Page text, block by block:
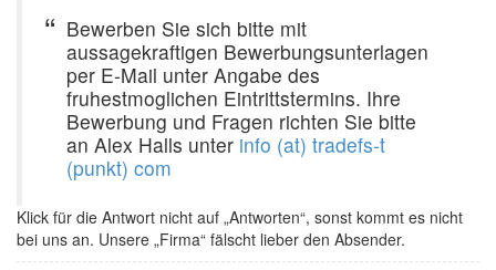
Bewerben Sie sich bitte mit
aussagekraftigen Bewerbungsunterlagen
per E-Mail unter Angabe des
fruhestmoglichen Eintrittstermins. Ihre
Bewerbung und Fragen richten Sie bitte
an Alex Halls unter info (at) tradefs-t
(punkt) com
Klick für die Antwort nicht auf „Antworten“, sonst kommt es nicht
bei uns an. Unsere „Firma“ fälscht lieber den Absender.